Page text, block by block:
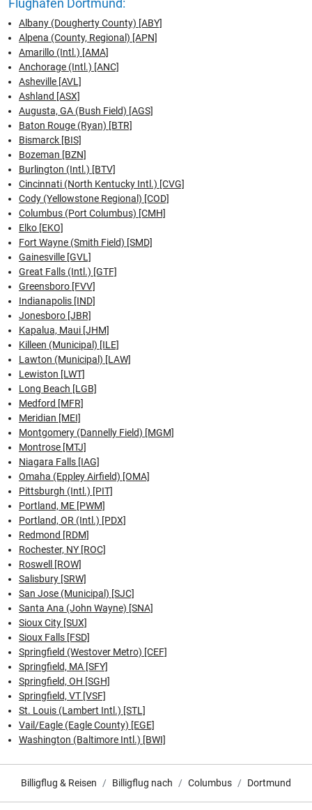
Flughafen Dortmund:
Albany (Dougherty County) [ABY]
Alpena (County, Regional) [APN]
Amarillo (Intl.) [AMA]
Anchorage (Intl.) [ANC]
Asheville [AVL]
Ashland [ASX]
Augusta, GA (Bush Field) [AGS]
Baton Rouge (Ryan) [BTR]
Bismarck [BIS]
Bozeman [BZN]
Burlington (Intl.) [BTV]
Cincinnati (North Kentucky Intl.) [CVG]
Cody (Yellowstone Regional) [COD]
Columbus (Port Columbus) [CMH]
Elko [EKO]
Fort Wayne (Smith Field) [SMD]
Gainesville [GVL]
Great Falls (Intl.) [GTF]
Greensboro [FVV]
Indianapolis [IND]
Jonesboro [JBR]
Kapalua, Maui [JHM]
Killeen (Municipal) [ILE]
Lawton (Municipal) [LAW]
Lewiston [LWT]
Long Beach [LGB]
Medford [MFR]
Meridian [MEI]
Montgomery (Dannelly Field) [MGM]
Montrose [MTJ]
Niagara Falls [IAG]
Omaha (Eppley Airfield) [OMA]
Pittsburgh (Intl.) [PIT]
Portland, ME [PWM]
Portland, OR (Intl.) [PDX]
Redmond [RDM]
Rochester, NY [ROC]
Roswell [ROW]
Salisbury [SRW]
San Jose (Municipal) [SJC]
Santa Ana (John Wayne) [SNA]
Sioux City [SUX]
Sioux Falls [FSD]
Springfield (Westover Metro) [CEF]
Springfield, MA [SFY]
Springfield, OH [SGH]
Springfield, VT [VSF]
St. Louis (Lambert Intl.) [STL]
Vail/Eagle (Eagle County) [EGE]
Washington (Baltimore Intl.) [BWI]
Billigflug & Reisen Billigflug nach Columbus Dortmund